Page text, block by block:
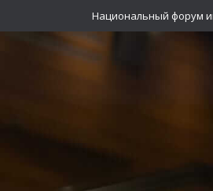
Национальный форум